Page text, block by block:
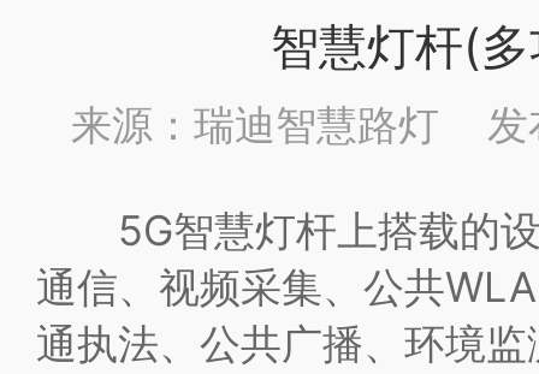
智慧灯杆(
来源：瑞迪智慧路灯
5G智慧灯杆上搭载的设
通信、视频采集、公共
通执法、公共广播、环境